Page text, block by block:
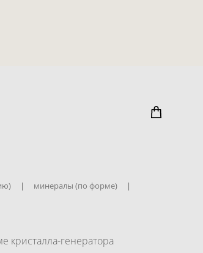
| минералы (по форме)
|
кристалла-генератора